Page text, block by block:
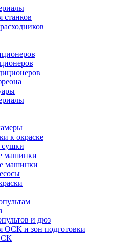
станков
к окраске
машинки
машинки
и дюз
ОСК и зон подготовки